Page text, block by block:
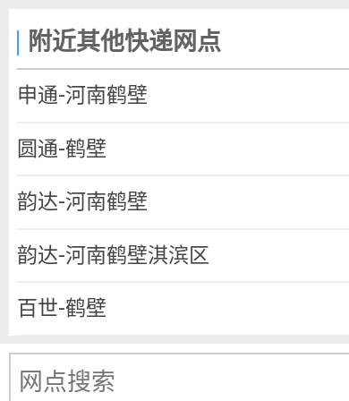
附近其他快递网点
申通-河南鹤壁
圆通-鹤壁
韵达-河南鹤壁
韵达-河南鹤壁淇滨区
百世-鹤壁
宅急送-淇滨区